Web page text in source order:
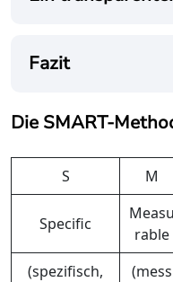
Fazit
Die SMART-
S M
Specific
Measu
rable
(spezifisch,
(mess